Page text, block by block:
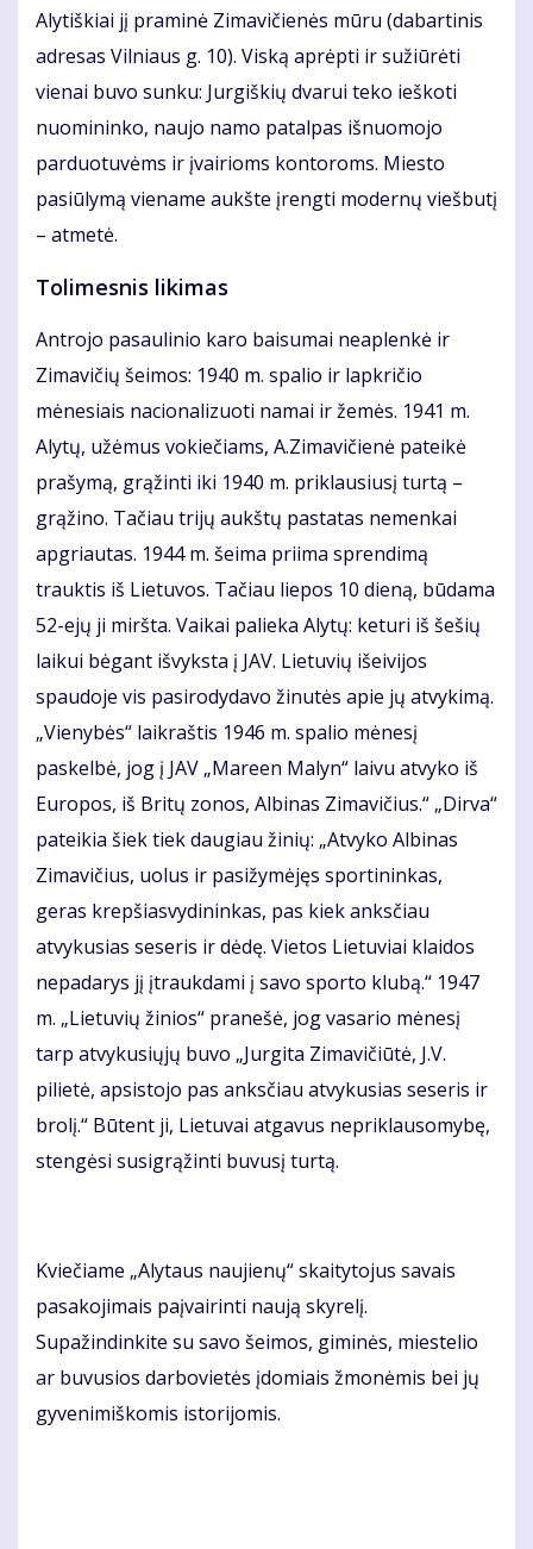
Alytiškiai jį praminė Zimavičienės mūru (dabartinis
adresas Vilniaus g. 10). Viską aprėpti ir sužiūrėti
vienai buvo sunku: Jurgiškių dvarui teko ieškoti
nuomininko, naujo namo patalpas išnuomojo
parduotuvėms ir įvairioms kontoroms. Miesto
pasiūlymą viename aukšte įrengti modernų viešbutį
– atmetė.
Tolimesnis likimas
Antrojo pasaulinio karo baisumai neaplenkė ir
Zimavičių šeimos: 1940 m. spalio ir lapkričio
mėnesiais nacionalizuoti namai ir žemės. 1941 m.
Alytų, užėmus vokiečiams, A.Zimavičienė pateikė
prašymą, grąžinti iki 1940 m. priklausiusį turtą –
grąžino. Tačiau trijų aukštų pastatas nemenkai
apgriautas. 1944 m. šeima priima sprendimą
trauktis iš Lietuvos. Tačiau liepos 10 dieną, būdama
52-ejų ji miršta. Vaikai palieka Alytų: keturi iš šešių
laikui bėgant išvyksta į JAV. Lietuvių išeivijos
spaudoje vis pasirodydavo žinutės apie jų atvykimą.
„Vienybės“ laikraštis 1946 m. spalio mėnesį
paskelbė, jog į JAV „Mareen Malyn“ laivu atvyko iš
Europos, iš Britų zonos, Albinas Zimavičius.“ „Dirva“
pateikia šiek tiek daugiau žinių: „Atvyko Albinas
Zimavičius, uolus ir pasižymėjęs sportininkas,
geras krepšiasvydininkas, pas kiek anksčiau
atvykusias seseris ir dėdę. Vietos Lietuviai klaidos
nepadarys jį įtraukdami į savo sporto klubą.“ 1947
m. „Lietuvių žinios“ pranešė, jog vasario mėnesį
tarp atvykusiųjų buvo „Jurgita Zimavičiūtė, J.V.
pilietė, apsistojo pas anksčiau atvykusias seseris ir
brolį.“ Būtent ji, Lietuvai atgavus nepriklausomybę,
stengėsi susigrąžinti buvusį turtą.
Kviečiame „Alytaus naujienų“ skaitytojus savais
pasakojimais paįvairinti naują skyrelį.
Supažindinkite su savo šeimos, giminės, miestelio
ar buvusios darbovietės įdomiais žmonėmis bei jų
gyvenimiškomis istorijomis.